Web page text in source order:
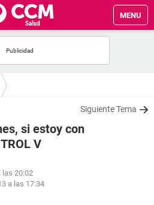
MENU
Siguiente Tema
si estoy con
V
las 20:02
a las 17:34